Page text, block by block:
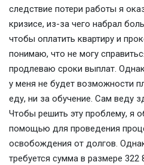
следствие потери работы я
кризисе, из-за чего набрал
чтобы оплатить квартиру и
понимаю, что не могу
продлеваю сроки выплат.
у меня не будет возможности
еду, ни за обучение. Сам веду
Чтобы решить эту проблему, я
помощью для проведения
освобождения от долгов.
требуется сумма в размере 322